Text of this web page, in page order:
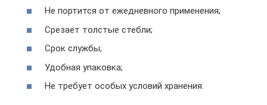
Не портится от ежедневного применения;
Срезает толстые стебли;
Срок службы;
Удобная упаковка;
Не требует особых условий хранения.